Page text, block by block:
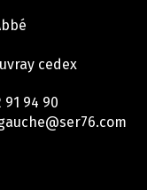
cedex
94 90